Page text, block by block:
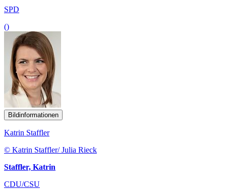
SPD
()
Bildinformationen
Katrin Staffler
© Katrin Staffler/ Julia Rieck
Staffler, Katrin
CDU/CSU